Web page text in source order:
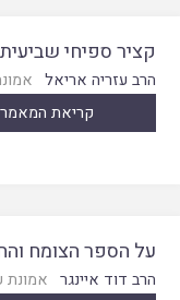
קציר ספיחי
הרב עזריה אריאל
קריאת המאמר
על הספר הצומח
הרב דוד איינגר אמונת